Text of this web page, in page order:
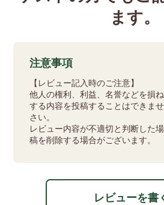
ます。
注意事項
【レビュー記入時のご注意】
他人の権利、利益、名誉などを損
する内容を投稿することはできま
さい。
レビュー内容が不適切と判断した
稿を削除する場合がございます。
レビューを書